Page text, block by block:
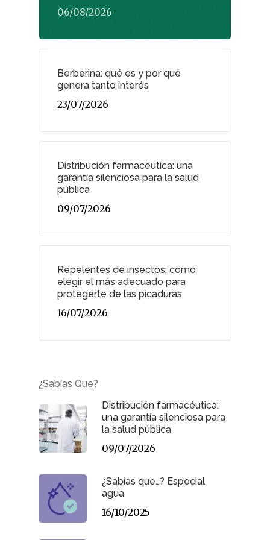
06/08/2026
Berberina: qué es y por qué
genera tanto interés
23/07/2026
Distribución farmacéutica: una
garantía silenciosa para la salud
pública
09/07/2026
Repelentes de insectos: cómo
elegir el más adecuado para
protegerte de las picaduras
16/07/2026
¿Sabías Que?
Distribución farmacéutica:
una garantía silenciosa para
la salud pública
09/07/2026
¿Sabías que…? Especial
agua
16/10/2025
Infantil
Fitoterapia
Pacientes
Suscribirme